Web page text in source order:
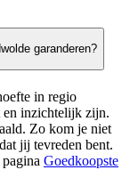
garanderen?
in regio
en inzichtelijk zijn.
Zo kom je niet
jij tevreden bent.
Goedkoopste